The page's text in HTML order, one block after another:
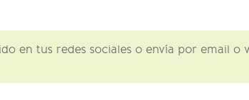
en tus redes sociales o envía por email o